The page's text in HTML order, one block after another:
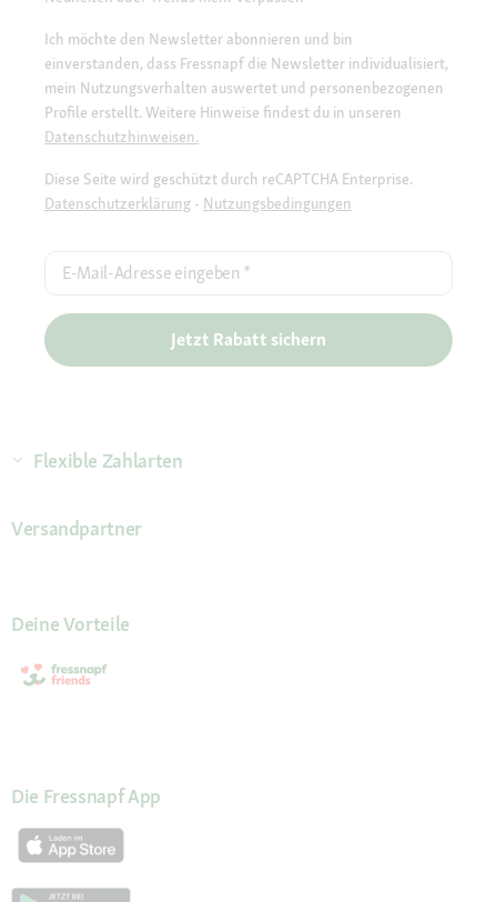
Ich möchte den Newsletter abonnieren und bin
einverstanden, dass Fressnapf die Newsletter individualisiert,
mein Nutzungsverhalten auswertet und personenbezogenen
Profile erstellt. Weitere Hinweise findest du in unseren
Datenschutzhinweisen.
Diese Seite wird geschützt durch reCAPTCHA Enterprise.
Datenschutzerklärung - Nutzungsbedingungen
E-Mail-Adresse eingeben *
Jetzt Rabatt sichern
Flexible Zahlarten
Versandpartner
Deine Vorteile
Die Fressnapf App